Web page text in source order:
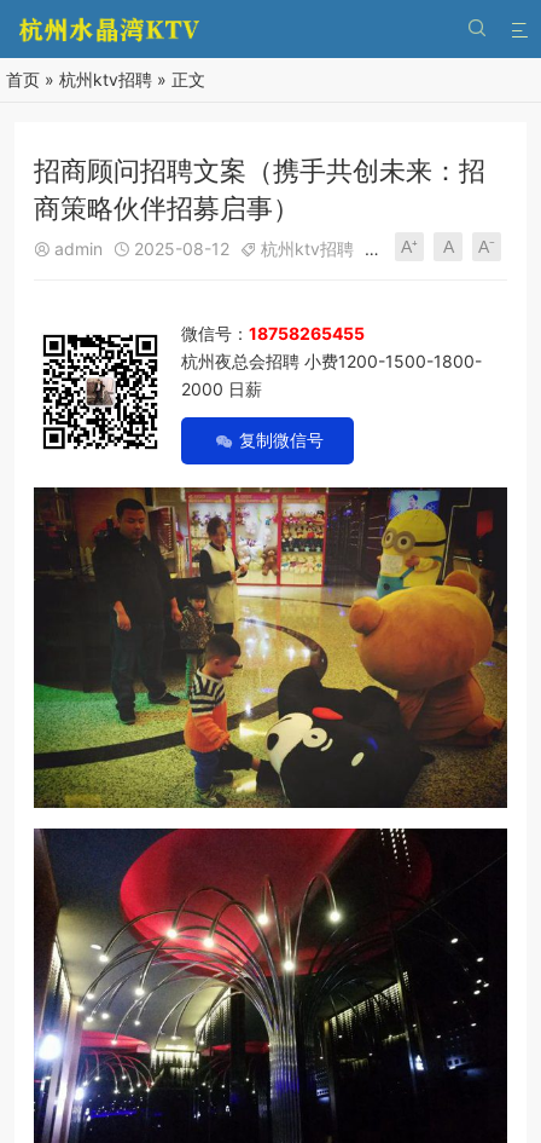


首页 » 杭州ktv招聘 » 正文
招商顾问招聘文案（携手共创未来：招
商策略伙伴招募启事）
 admin  2025-08-12  杭州ktv招聘  240 0
A⁺ A A⁻
微信号： 18758265455
杭州夜总会招聘 小费1200-1500-1800-
2000 日薪
复制微信号